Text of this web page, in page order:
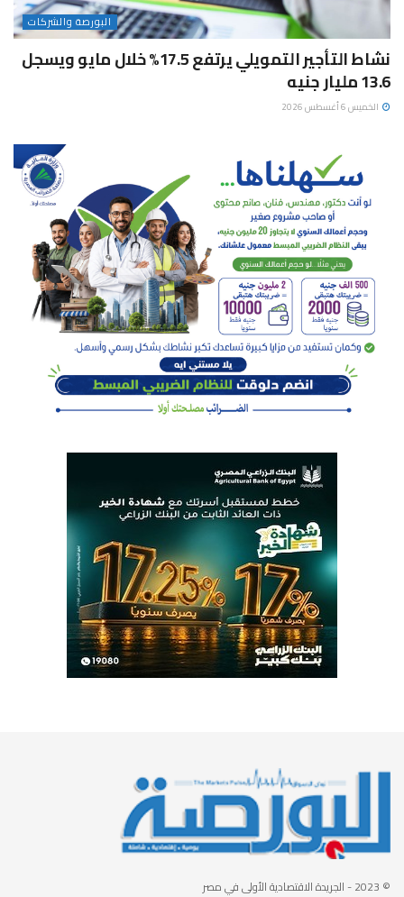
البورصة والشركات
نشاط التأجير التمويلي يرتفع 17.5% خلال مايو ويسجل
13.6 مليار جنيه
الخميس 6 أغسطس 2026
© 2023 - الجريدة الاقتصادية الأولى في مصر